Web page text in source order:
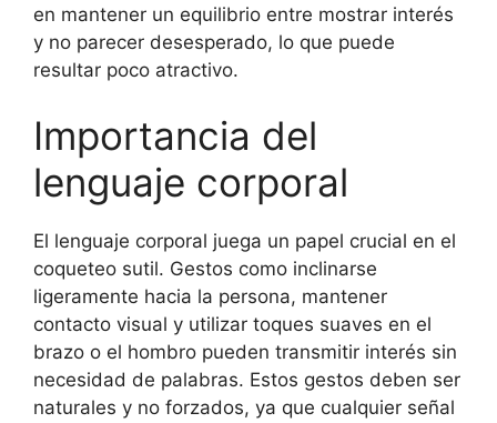
en mantener un equilibrio entre mostrar interés
y no parecer desesperado, lo que puede
resultar poco atractivo.
Importancia del
lenguaje corporal
El lenguaje corporal juega un papel crucial en el
coqueteo sutil. Gestos como inclinarse
ligeramente hacia la persona, mantener
contacto visual y utilizar toques suaves en el
brazo o el hombro pueden transmitir interés sin
necesidad de palabras. Estos gestos deben ser
naturales y no forzados, ya que cualquier señal